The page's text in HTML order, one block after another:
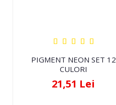
PIGMENT NEON SET 12
CULORI
21,51 Lei